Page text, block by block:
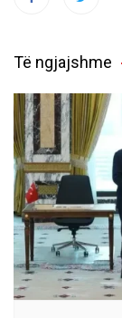
Të ngjajshme